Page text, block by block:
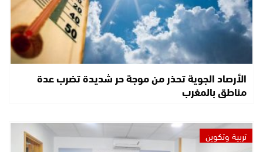
الأرصاد الجوية تحذر من موجة حر شديدة تضرب عدة
مناطق بالمغرب
تربية وتكوين